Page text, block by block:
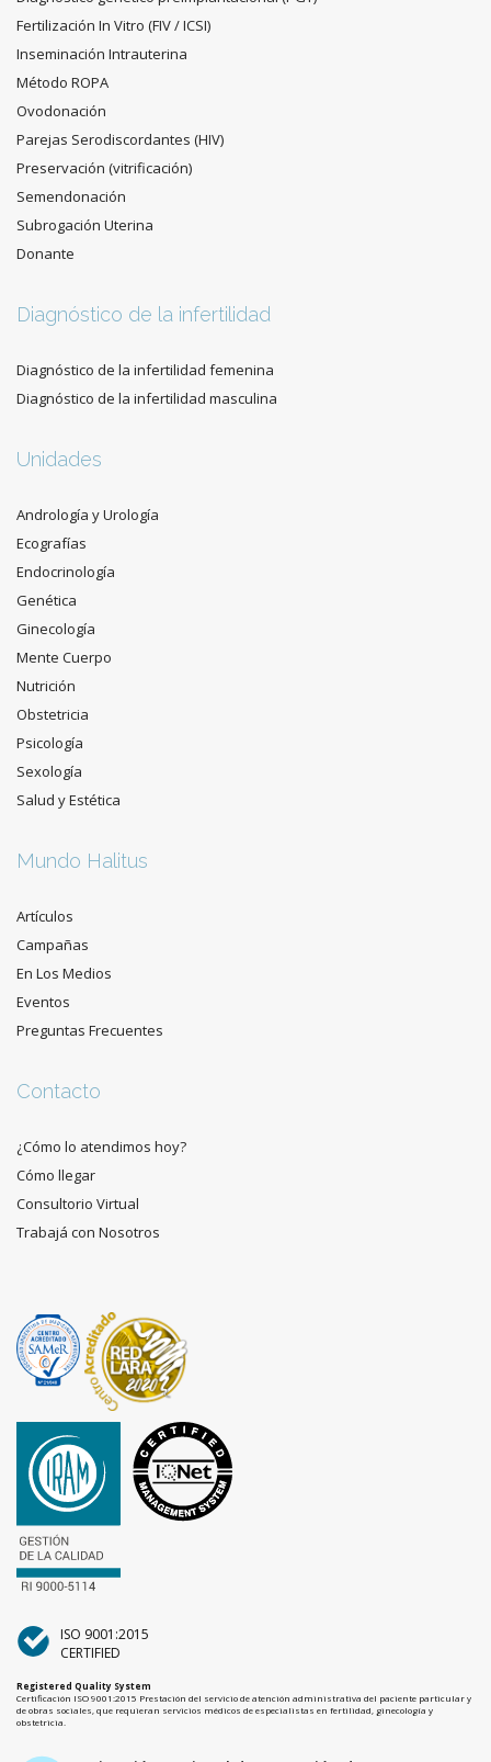
Fertilización In Vitro (FIV / ICSI)
Inseminación Intrauterina
Método ROPA
Ovodonación
Parejas Serodiscordantes (HIV)
Preservación (vitrificación)
Semendonación
Subrogación Uterina
Donante
Diagnóstico de la infertilidad
Diagnóstico de la infertilidad femenina
Diagnóstico de la infertilidad masculina
Unidades
Andrología y Urología
Ecografías
Endocrinología
Genética
Ginecología
Mente Cuerpo
Nutrición
Obstetricia
Psicología
Sexología
Salud y Estética
Mundo Halitus
Artículos
Campañas
En Los Medios
Eventos
Preguntas Frecuentes
Contacto
¿Cómo lo atendimos hoy?
Cómo llegar
Consultorio Virtual
Trabajá con Nosotros
ISO 9001:2015
CERTIFIED
Registered Quality System
Certificación ISO 9001:2015 Prestación del servicio de atención administrativa del paciente particular y
de obras sociales, que requieran servicios médicos de especialistas en fertilidad, ginecología y
obstetricia.